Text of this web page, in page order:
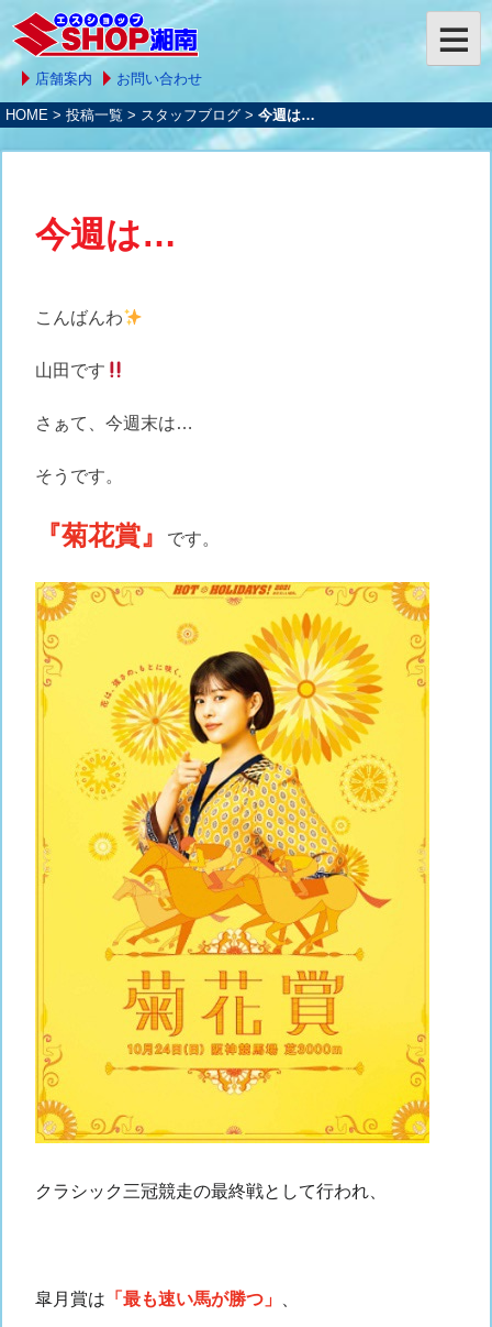
店舗案内 お問い合わせ
HOME > 投稿一覧 > スタッフブログ > 今週は…
今週は…
こんばんわ
山田です
さぁて、今週末は…
そうです。
『菊花賞』 です。
クラシック三冠競走の最終戦として行われ、
皐月賞は 「最も速い馬が勝つ」 、